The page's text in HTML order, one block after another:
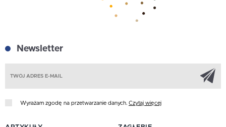
Newsletter
Wyrażam zgodę na przetwarzanie danych. Czytaj więcej